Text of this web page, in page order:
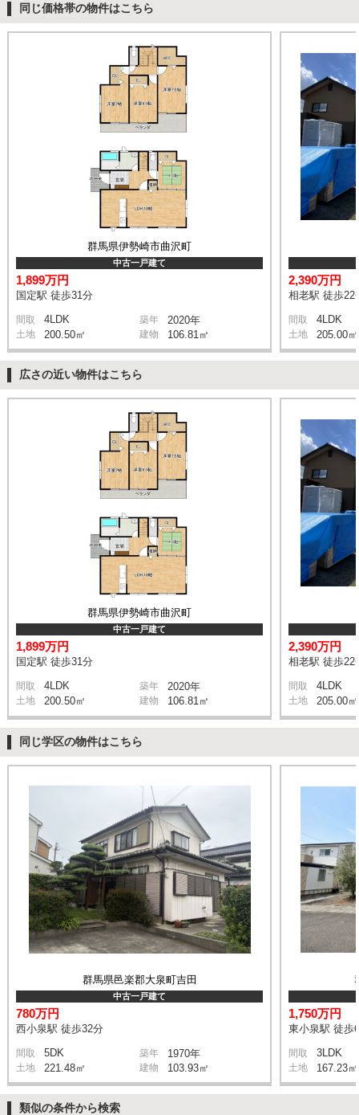
同じ価格帯の物件はこちら
群馬県伊勢崎市曲沢町
中古一戸建て
1,899万円
国定駅 徒歩31分
間取 4LDK 築年 2020年
土地 200.50㎡ 建物 106.81㎡
2,390万円
相老駅 徒歩22
間取 4LDK
土地 205.00㎡
広さの近い物件はこちら
群馬県伊勢崎市曲沢町
中古一戸建て
1,899万円
国定駅 徒歩31分
間取 4LDK 築年 2020年
土地 200.50㎡ 建物 106.81㎡
2,390万円
相老駅 徒歩22
間取 4LDK
土地 205.00㎡
同じ学区の物件はこちら
群馬県邑楽郡大泉町吉田
中古一戸建て
780万円
西小泉駅 徒歩32分
間取 5DK 築年 1970年
土地 221.48㎡ 建物 103.93㎡
1,750万円
東小泉駅 徒歩
間取 3LDK
土地 167.23㎡
類似の条件から検索